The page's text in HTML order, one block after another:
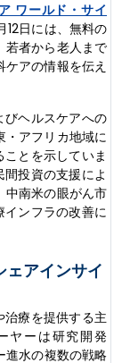
ワールド・サイ
12日には、無料の
若者から老人まで
アの情報を伝え
ヘルスケアへの
・アフリカ地域に
とを示していま
投資の支援によ
中南米の眼がん市
ンフラの改善に
ェアインサイ
療を提供する主
ヤーは研究開発
進水の複数の戦略